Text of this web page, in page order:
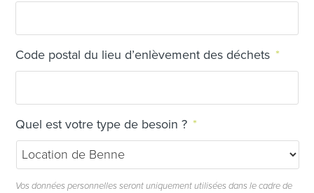
Code postal du lieu d’enlèvement des déchets *
Quel est votre type de besoin ? *
Vos données personnelles seront uniquement utilisées dans le cadre de